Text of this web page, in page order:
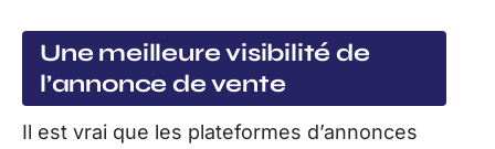
Une meilleure visibilité de
l’annonce de vente
Il est vrai que les plateformes d’annonces